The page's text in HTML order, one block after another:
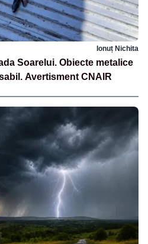
Ionuț Nichita
Soarelui. Obiecte metalice
Avertisment CNAIR